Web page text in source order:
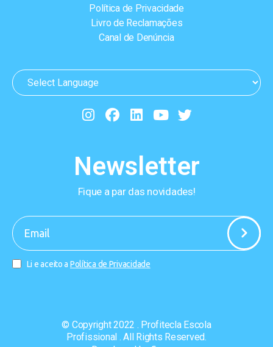
Política de Privacidade
Livro de Reclamações
Canal de Denúncia
Newsletter
Fique a par das novidades!
Li e aceito a Política de Privacidade
-
© Copyright 2022 . Profitecla Escola
Profissional . All Rights Reserved.